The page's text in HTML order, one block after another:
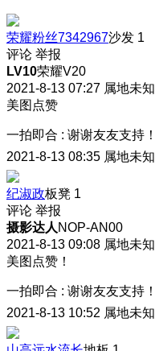
荣耀粉丝7342967沙发 1
评论 举报
LV10荣耀V20
2021-8-13 07:27 属地未知
美图点赞
一拍即合 : 谢谢友友支持！
2021-8-13 08:35 属地未知
纪淑政板凳 1
评论 举报
摄影达人 NOP-AN00
2021-8-13 09:08 属地未知
美图点赞！
一拍即合 : 谢谢友友支持！
2021-8-13 10:52 属地未知